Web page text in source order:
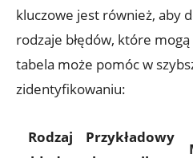
kluczowe jest również, aby
rodzaje błędów, które
tabela może pomóc w
zidentyfikowaniu:
Rodzaj
Przykładowy